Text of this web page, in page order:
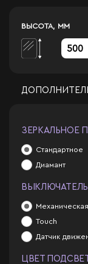
ВЫСОТА, ММ
ЗЕРКАЛЬНОЕ
Стандартное
Диамант
Touch
Датчик
ЦВЕТ